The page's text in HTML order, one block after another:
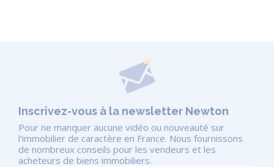
Inscrivez-vous à la newsletter Newton
Pour ne manquer aucune vidéo ou nouveauté sur
l'immobilier de caractère en France. Nous fournissons
de nombreux conseils pour les vendeurs et les
acheteurs de biens immobiliers.